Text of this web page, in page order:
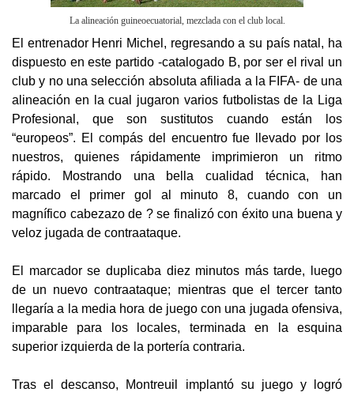
La alineación guineoecuatorial, mezclada con el club local.
El entrenador Henri Michel, regresando a su país natal, ha
dispuesto en este partido -catalogado B, por ser el rival un
club y no una selección absoluta afiliada a la FIFA- de una
alineación en la cual jugaron varios futbolistas de la Liga
Profesional, que son sustitutos cuando están los
“europeos”. El compás del encuentro fue llevado por los
nuestros, quienes rápidamente imprimieron un ritmo
rápido. Mostrando una bella cualidad técnica, han
marcado el primer gol al minuto 8, cuando con un
magnífico cabezazo de ? se finalizó con éxito una buena y
veloz jugada de contraataque.
El marcador se duplicaba diez minutos más tarde, luego
de un nuevo contraataque; mientras que el tercer tanto
llegaría a la media hora de juego con una jugada ofensiva,
imparable para los locales, terminada en la esquina
superior izquierda de la portería contraria.
Tras el descanso, Montreuil implantó su juego y logró